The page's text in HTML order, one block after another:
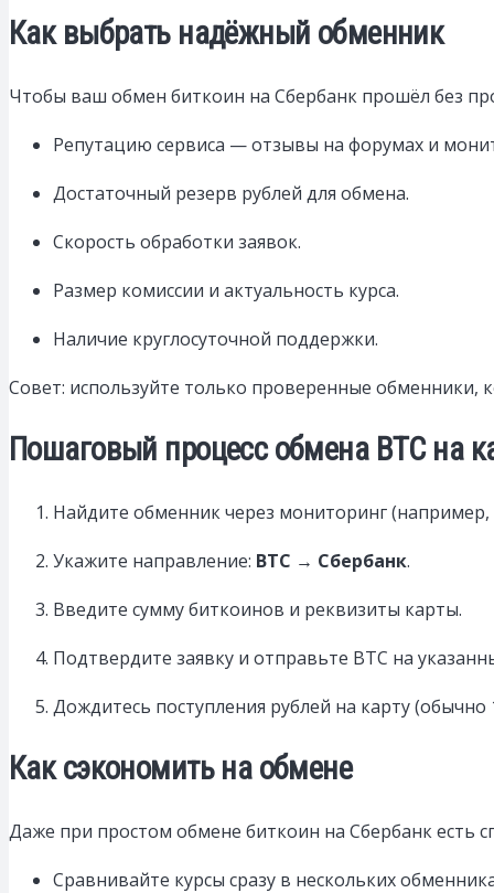
Как выбрать надёжный обменник
Чтобы ваш обмен биткоин на Сбербанк прошёл без
Репутацию сервиса — отзывы на форумах и
Достаточный резерв рублей для обмена.
Скорость обработки заявок.
Размер комиссии и актуальность курса.
Наличие круглосуточной поддержки.
Совет: используйте только проверенные обменники,
Пошаговый процесс обмена BTC на
Найдите обменник через мониторинг (например,
Укажите направление: BTC → Сбербанк.
Введите сумму биткоинов и реквизиты карты.
Подтвердите заявку и отправьте BTC на
Дождитесь поступления рублей на карту (обычно
Как сэкономить на обмене
Даже при простом обмене биткоин на Сбербанк есть
Сравнивайте курсы сразу в нескольких